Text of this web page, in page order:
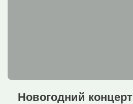
Новогодний концерт